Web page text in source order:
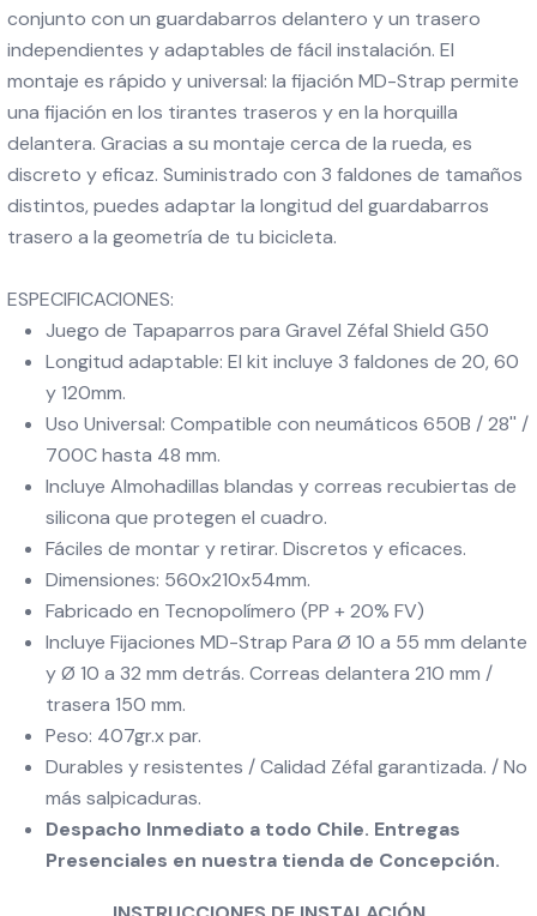
conjunto con un guardabarros delantero y un trasero
independientes y adaptables de fácil instalación. El
montaje es rápido y universal: la fijación MD-Strap permite
una fijación en los tirantes traseros y en la horquilla
delantera. Gracias a su montaje cerca de la rueda, es
discreto y eficaz. Suministrado con 3 faldones de tamaños
distintos, puedes adaptar la longitud del guardabarros
trasero a la geometría de tu bicicleta.
ESPECIFICACIONES:
Juego de Tapaparros para Gravel Zéfal Shield G50
Longitud adaptable: El kit incluye 3 faldones de 20, 60
y 120mm.
Uso Universal: Compatible con neumáticos 650B / 28'' /
700C hasta 48 mm.
Incluye Almohadillas blandas y correas recubiertas de
silicona que protegen el cuadro.
Fáciles de montar y retirar. Discretos y eficaces.
Dimensiones: 560x210x54mm.
Fabricado en Tecnopolímero (PP + 20% FV)
Incluye Fijaciones MD-Strap Para Ø 10 a 55 mm delante
y Ø 10 a 32 mm detrás. Correas delantera 210 mm /
trasera 150 mm.
Peso: 407gr.x par.
Durables y resistentes / Calidad Zéfal garantizada. / No
más salpicaduras.
Despacho Inmediato a todo Chile. Entregas
Presenciales en nuestra tienda de Concepción.